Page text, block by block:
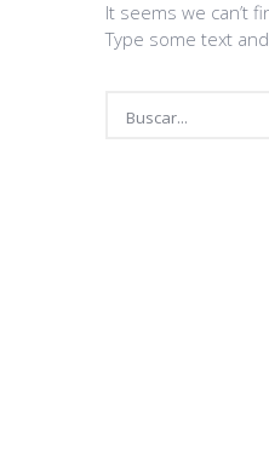
It seems we can’t
Type some text